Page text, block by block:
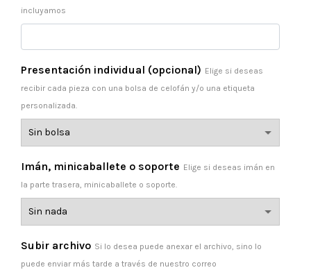
incluyamos
Presentación individual (opcional) Elige si deseas
recibir cada pieza con una bolsa de celofán y/o una etiqueta
personalizada.
Imán, minicaballete o soporte Elige si deseas imán en
la parte trasera, minicaballete o soporte.
Subir archivo Si lo desea puede anexar el archivo, sino lo
puede enviar más tarde a través de nuestro correo